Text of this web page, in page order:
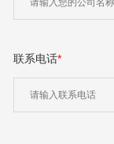
联系电话*